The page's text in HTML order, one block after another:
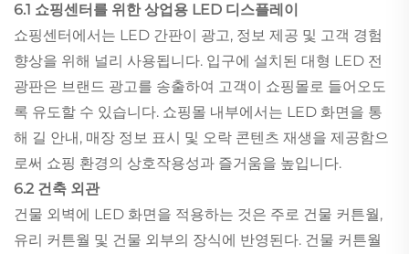
6.1 쇼핑센터를 위한 상업용 LED 디스플레이
쇼핑센터에서는 LED 간판이 광고, 정보 제공 및 고객 경험
향상을 위해 널리 사용됩니다. 입구에 설치된 대형 LED 전
광판은 브랜드 광고를 송출하여 고객이 쇼핑몰로 들어오도
록 유도할 수 있습니다. 쇼핑몰 내부에서는 LED 화면을 통
해 길 안내, 매장 정보 표시 및 오락 콘텐츠 재생을 제공함으
로써 쇼핑 환경의 상호작용성과 즐거움을 높입니다.
6.2 건축 외관
건물 외벽에 LED 화면을 적용하는 것은 주로 건물 커튼월,
유리 커튼월 및 건물 외부의 장식에 반영된다. 건물 커튼월